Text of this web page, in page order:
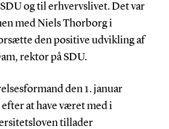
og til erhvervslivet. Det var
med Niels Thorborg i
den positive udvikling af
rektor på SDU.
den 1. januar
at have været med i
tillader